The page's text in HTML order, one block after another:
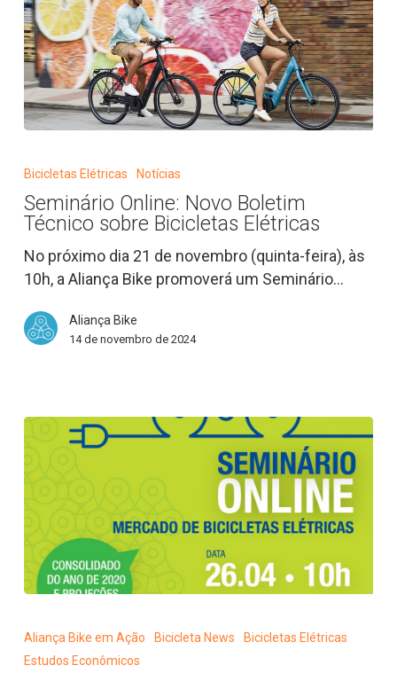
Boletim
Técnico
sobre
Bicicletas
Bicicletas Elétricas Notícias
Seminário Online: Novo Boletim
Técnico sobre Bicicletas Elétricas
No próximo dia 21 de novembro (quinta-feira), às
10h, a Aliança Bike promoverá um Seminário…
Aliança Bike
14 de novembro de 2024
cenário
atual
Aliança Bike em Ação Bicicleta News
Bicicletas Elétricas
Estudos Econômicos